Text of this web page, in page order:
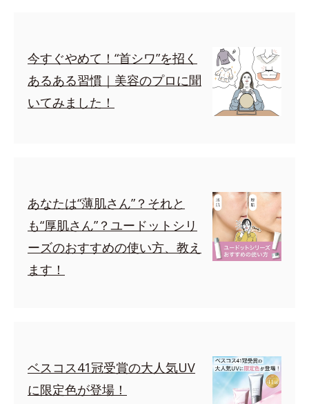
今すぐやめて！“首シワ”を招く
あるある習慣｜美容のプロに聞
いてみました！
あなたは“薄肌さん”？それと
も“厚肌さん”？ユードットシリ
ーズのおすすめの使い方、教え
ます！
ベスコス41冠受賞の大人気UV
に限定色が登場！